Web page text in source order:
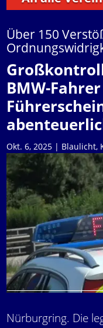
Über 150
BMW-
Okt. 6, 2025 | Blaulicht,
Nürburgring. Die